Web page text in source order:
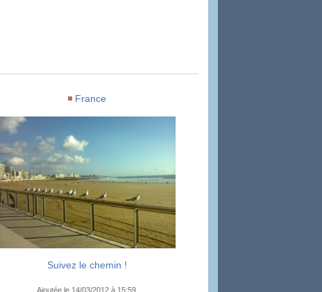
France
Suivez le chemin !
Ajoutée le 14/03/2012 à 15:59